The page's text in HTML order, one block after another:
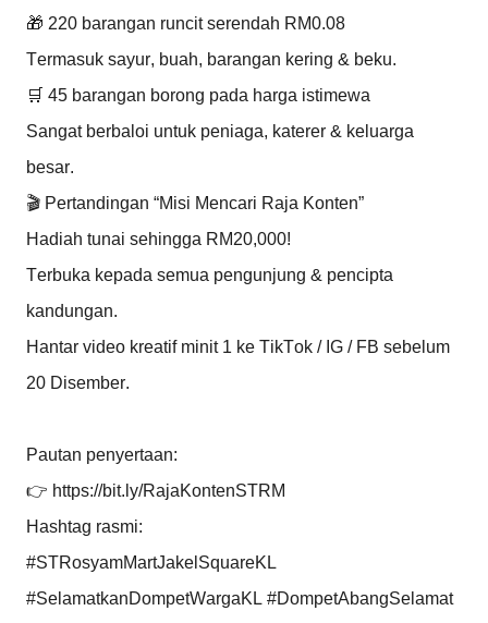
🎁 220 barangan runcit serendah RM0.08
Termasuk sayur, buah, barangan kering & beku.
🛒 45 barangan borong pada harga istimewa
Sangat berbaloi untuk peniaga, katerer & keluarga
besar.
🎬 Pertandingan “Misi Mencari Raja Konten”
Hadiah tunai sehingga RM20,000!
Terbuka kepada semua pengunjung & pencipta
kandungan.
Hantar video kreatif minit 1 ke TikTok / IG / FB sebelum
20 Disember.
Pautan penyertaan:
👉 https://bit.ly/RajaKontenSTRM
Hashtag rasmi:
#STRosyamMartJakelSquareKL
#SelamatkanDompetWargaKL #DompetAbangSelamat